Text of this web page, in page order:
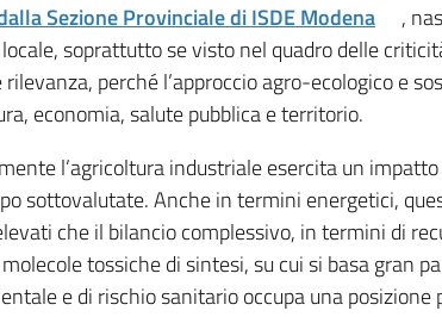
Sezione Provinciale di ISDE Modena
,
soprattutto se visto nel quadro delle
perché l’approccio agro-ecologico e
economia, salute pubblica e territorio.
l’agricoltura industriale esercita un
sottovalutate. Anche in termini energetici,
che il bilancio complessivo, in termini di
tossiche di sintesi, su cui si basa gran
e di rischio sanitario occupa una posizione